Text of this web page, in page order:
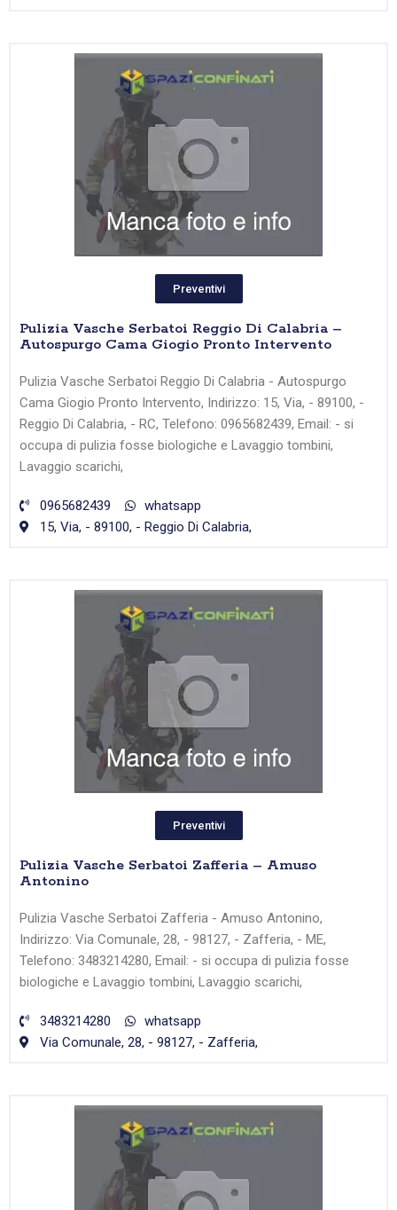
Preventivi
Pulizia Vasche Serbatoi Reggio Di Calabria –
Autospurgo Cama Giogio Pronto Intervento
Pulizia Vasche Serbatoi Reggio Di Calabria - Autospurgo
Cama Giogio Pronto Intervento, Indirizzo: 15, Via, - 89100, -
Reggio Di Calabria, - RC, Telefono: 0965682439, Email: - si
occupa di pulizia fosse biologiche e Lavaggio tombini,
Lavaggio scarichi,
0965682439
whatsapp
15, Via, - 89100, - Reggio Di Calabria,
Preventivi
Pulizia Vasche Serbatoi Zafferia – Amuso
Antonino
Pulizia Vasche Serbatoi Zafferia - Amuso Antonino,
Indirizzo: Via Comunale, 28, - 98127, - Zafferia, - ME,
Telefono: 3483214280, Email: - si occupa di pulizia fosse
biologiche e Lavaggio tombini, Lavaggio scarichi,
3483214280
whatsapp
Via Comunale, 28, - 98127, - Zafferia,